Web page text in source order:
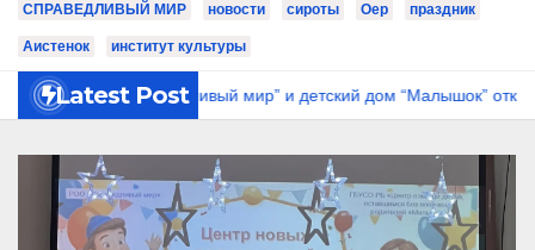
СПРАВЕДЛИВЫЙ МИР новости сироты Оер праздник
Аистенок институт культуры
Latest Post
Фонд “Справедливый мир” и детский дом “Малышок” открыли